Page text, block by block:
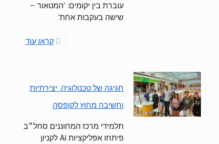
עוברת בין יקומים: 'המטאור –
שישה בעקבות אחת'
קראו עוד
חגיגה של טכנולוגיה, יצירתיות
וחשיבה מחוץ לקופסה
תלמידי מרכז המחוננים סחל״ב
פיתחו אפליקציות Ai לקניון